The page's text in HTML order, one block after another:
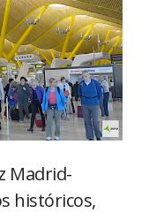
Madrid-
históricos,